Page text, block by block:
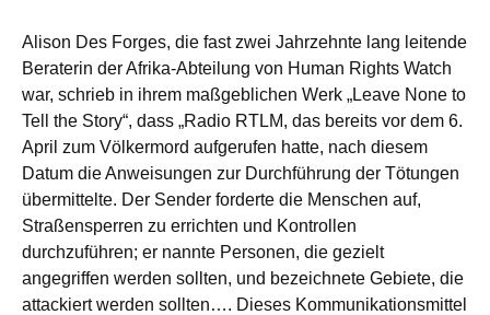
Alison Des Forges, die fast zwei Jahrzehnte lang leitende
Beraterin der Afrika-Abteilung von Human Rights Watch
war, schrieb in ihrem maßgeblichen Werk „Leave None to
Tell the Story“, dass „Radio RTLM, das bereits vor dem 6.
April zum Völkermord aufgerufen hatte, nach diesem
Datum die Anweisungen zur Durchführung der Tötungen
übermittelte. Der Sender forderte die Menschen auf,
Straßensperren zu errichten und Kontrollen
durchzuführen; er nannte Personen, die gezielt
angegriffen werden sollten, und bezeichnete Gebiete, die
attackiert werden sollten…. Dieses Kommunikationsmittel